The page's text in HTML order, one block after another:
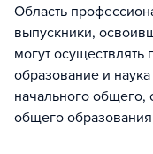
Область
выпускники,
могут осуществлять
образование и
начального общего,
общего